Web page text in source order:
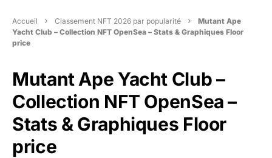
Accueil Classement NFT 2026 par popularité
Mutant Ape
Yacht Club – Collection NFT OpenSea – Stats & Graphiques Floor
price
Mutant Ape Yacht Club –
Collection NFT OpenSea –
Stats & Graphiques Floor
price